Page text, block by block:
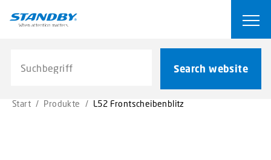
k
a
Search website
Start / Produkte / L52 Frontscheibenblitz